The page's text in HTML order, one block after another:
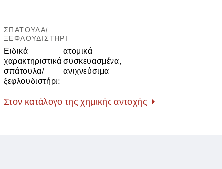
ΣΠΆΤΟΥΛΑ/
ΞΕΦΛΟΥΔΙΣΤΉΡΙ
Ειδικά
χαρακτηριστικά
σπάτουλα/
ξεφλουδιστήρι:
ατομικά
συσκευασμένα,
ανιχνεύσιμα
Στον κατάλογο της χημικής αντοχής